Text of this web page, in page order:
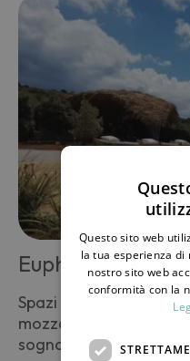
Euphorbia
Spazi generosi e tante
mozzafiato con una
sogno. Pantelleria
Questo sito web
la tua esperienza
nostro sito web
conformità con la